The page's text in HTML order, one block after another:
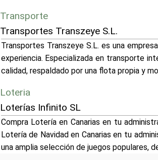
Transporte
Transportes Transzeye S.L.
Transportes Transzeye S.L. es una
experiencia. Especializada en transporte
calidad, respaldado por una flota propia y
Loteria
Loterías Infinito SL
Compra Lotería en Canarias en tu
Lotería de Navidad en Canarias en tu
una amplia selección de juegos populares,